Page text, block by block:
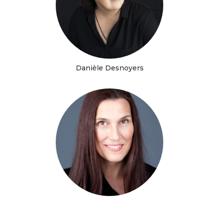
Danièle Desnoyers